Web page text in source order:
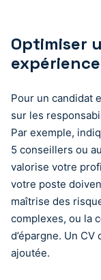
Optimiser
Pour un candidat
sur les
Par exemple,
5 conseillers ou
valorise votre
votre poste
maîtrise des
complexes, ou la
d’épargne. Un
ajoutée.